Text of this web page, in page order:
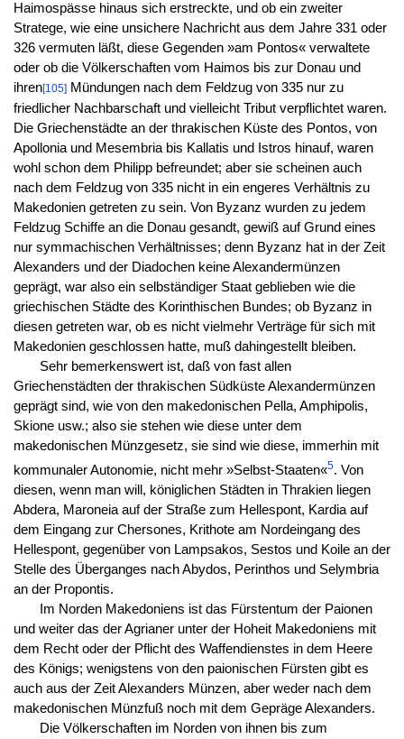
Haimospässe hinaus sich erstreckte, und ob ein zweiter
Stratege, wie eine unsichere Nachricht aus dem Jahre 331 oder
326 vermuten läßt, diese Gegenden »am Pontos« verwaltete
oder ob die Völkerschaften vom Haimos bis zur Donau und
ihren[105]Mündungen nach dem Feldzug von 335 nur zu
friedlicher Nachbarschaft und vielleicht Tribut verpflichtet waren.
Die Griechenstädte an der thrakischen Küste des Pontos, von
Apollonia und Mesembria bis Kallatis und Istros hinauf, waren
wohl schon dem Philipp befreundet; aber sie scheinen auch
nach dem Feldzug von 335 nicht in ein engeres Verhältnis zu
Makedonien getreten zu sein. Von Byzanz wurden zu jedem
Feldzug Schiffe an die Donau gesandt, gewiß auf Grund eines
nur symmachischen Verhältnisses; denn Byzanz hat in der Zeit
Alexanders und der Diadochen keine Alexandermünzen
geprägt, war also ein selbständiger Staat geblieben wie die
griechischen Städte des Korinthischen Bundes; ob Byzanz in
diesen getreten war, ob es nicht vielmehr Verträge für sich mit
Makedonien geschlossen hatte, muß dahingestellt bleiben.
Sehr bemerkenswert ist, daß von fast allen
Griechenstädten der thrakischen Südküste Alexandermünzen
geprägt sind, wie von den makedonischen Pella, Amphipolis,
Skione usw.; also sie stehen wie diese unter dem
makedonischen Münzgesetz, sie sind wie diese, immerhin mit
kommunaler Autonomie, nicht mehr »Selbst-Staaten«5. Von
diesen, wenn man will, königlichen Städten in Thrakien liegen
Abdera, Maroneia auf der Straße zum Hellespont, Kardia auf
dem Eingang zur Chersones, Krithote am Nordeingang des
Hellespont, gegenüber von Lampsakos, Sestos und Koile an der
Stelle des Überganges nach Abydos, Perinthos und Selymbria
an der Propontis.
Im Norden Makedoniens ist das Fürstentum der Paionen
und weiter das der Agrianer unter der Hoheit Makedoniens mit
dem Recht oder der Pflicht des Waffendienstes in dem Heere
des Königs; wenigstens von den paionischen Fürsten gibt es
auch aus der Zeit Alexanders Münzen, aber weder nach dem
makedonischen Münzfuß noch mit dem Gepräge Alexanders.
Die Völkerschaften im Norden von ihnen bis zum